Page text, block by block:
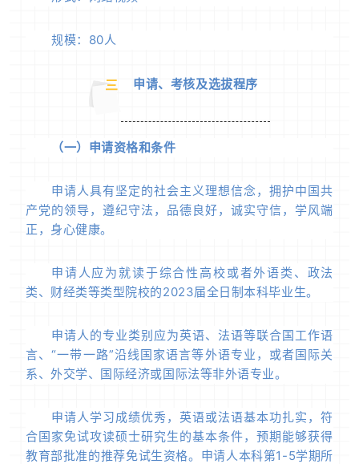
规模：80人
三 申请、考核及选拔程序
（一）申请资格和条件
申请人具有坚定的社会主义理想信念，拥护中国共
产党的领导，遵纪守法，品德良好，诚实守信，学风端
正，身心健康。
申请人应为就读于综合性高校或者外语类、政法
类、财经类等类型院校的2023届全日制本科毕业生。
申请人的专业类别应为英语、法语等联合国工作语
言、“一带一路”沿线国家语言等外语专业，或者国际关
系、外交学、国际经济或国际法等非外语专业。
申请人学习成绩优秀，英语或法语基本功扎实，符
合国家免试攻读硕士研究生的基本条件，预期能够获得
教育部批准的推荐免试生资格。申请人本科第1-5学期所